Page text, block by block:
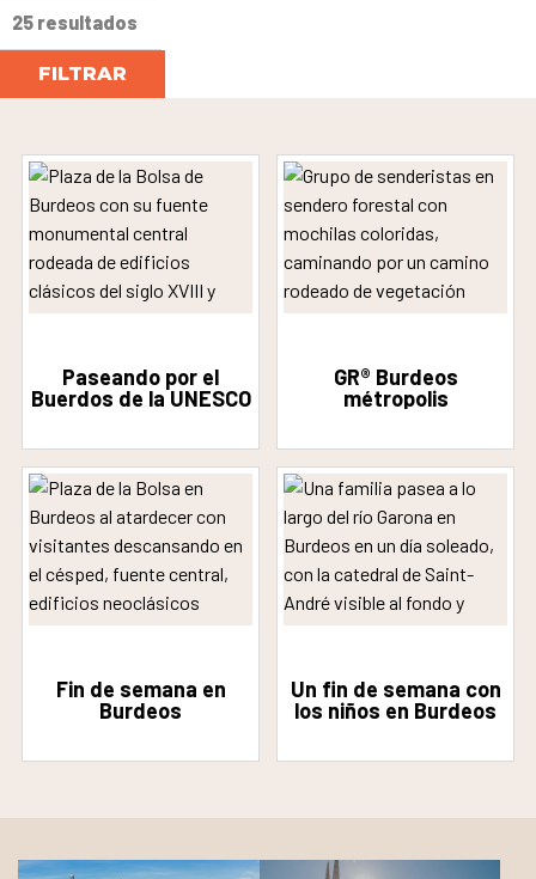
25 resultados
FILTRAR
Paseando por el
Buerdos de la UNESCO
GR® Burdeos
métropolis
Fin de semana en
Burdeos
Un fin de semana con
los niños en Burdeos